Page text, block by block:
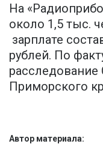
На
около 1,5 тыс.
зарплате
рублей. По
расследование
Приморского
Автор материала: